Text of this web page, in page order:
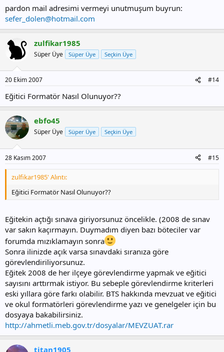
pardon mail adresimi vermeyi unutmuşum buyrun:
sefer_dolen@hotmail.com
zulfikar1985
Süper Üye Süper Üye Seçkin Üye
20 Ekim 2007 #14
Eğitici Formatör Nasıl Olunuyor??
ebfo45
Süper Üye Süper Üye Seçkin Üye
28 Kasım 2007 #15
zulfikar1985' Alıntı:
Eğitici Formatör Nasıl Olunuyor??
Eğitekin açtığı sınava giriyorsunuz öncelikle. (2008 de sınav
var sakın kaçırmayın. Duymadım diyen bazı böteciler var
forumda mızıklamayın sonra
Sonra ilinizde açık varsa sınavdaki sıranıza göre
görevlendiriliyorsunuz.
Eğitek 2008 de her ilçeye görevlendirme yapmak ve eğitici
sayısını arttırmak istiyor. Bu sebeple görevlendirme kriterleri
eski yıllara göre farkı olabilir. BTS hakkında mevzuat ve eğitici
ve okul formatörleri görevlendirme yazı ve genelgeler için bu
dosyaya bakabilirsiniz.
http://ahmetli.meb.gov.tr/dosyalar/MEVZUAT.rar
titan1905